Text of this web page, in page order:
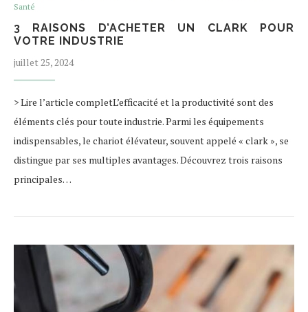
Santé
3 RAISONS D’ACHETER UN CLARK POUR
VOTRE INDUSTRIE
juillet 25, 2024
> Lire l’article completL’efficacité et la productivité sont des
éléments clés pour toute industrie. Parmi les équipements
indispensables, le chariot élévateur, souvent appelé « clark », se
distingue par ses multiples avantages. Découvrez trois raisons
principales…